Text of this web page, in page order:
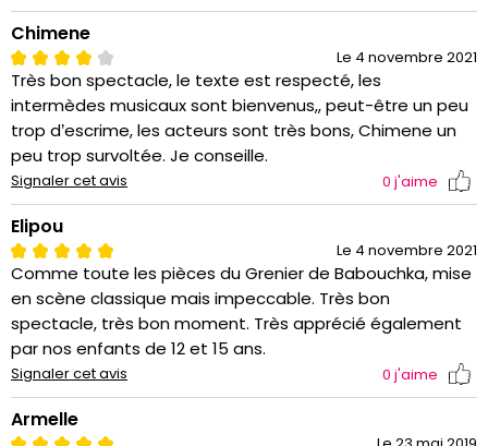
Chimene
Le 4 novembre 2021
Très bon spectacle, le texte est respecté, les
intermèdes musicaux sont bienvenus,, peut-être un peu
trop d’escrime, les acteurs sont très bons, Chimene un
peu trop survoltée. Je conseille.
Signaler cet avis 0 j'aime
Elipou
Le 4 novembre 2021
Comme toute les pièces du Grenier de Babouchka, mise
en scène classique mais impeccable. Très bon
spectacle, très bon moment. Très apprécié également
par nos enfants de 12 et 15 ans.
Signaler cet avis 0 j'aime
Armelle